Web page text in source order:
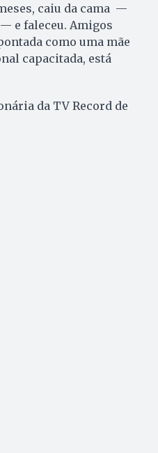
caiu da cama —
e faleceu. Amigos
como uma mãe
capacitada, está
da TV Record de